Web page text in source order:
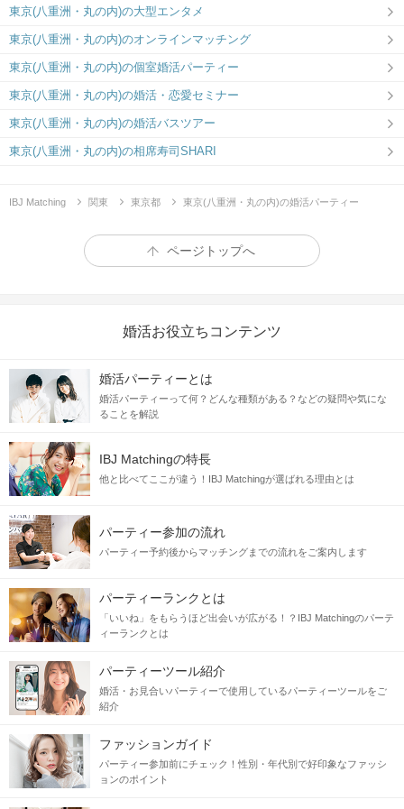
東京(八重洲・丸の内)の大型エンタメ
東京(八重洲・丸の内)のオンラインマッチング
東京(八重洲・丸の内)の個室婚活パーティー
東京(八重洲・丸の内)の婚活・恋愛セミナー
東京(八重洲・丸の内)の婚活バスツアー
東京(八重洲・丸の内)の相席寿司SHARI
IBJ Matching 関東 東京都 東京(八重洲・丸の内)の婚活パーティー
ページトップへ
婚活お役立ちコンテンツ
婚活パーティーとは
婚活パーティーって何？どんな種類がある？などの疑問や気にな
ることを解説
IBJ Matchingの特長
他と比べてここが違う！IBJ Matchingが選ばれる理由とは
パーティー参加の流れ
パーティー予約後からマッチングまでの流れをご案内します
パーティーランクとは
「いいね」をもらうほど出会いが広がる！？IBJ Matchingのパーテ
ィーランクとは
パーティーツール紹介
婚活・お見合いパーティーで使用しているパーティーツールをご
紹介
ファッションガイド
パーティー参加前にチェック！性別・年代別で好印象なファッシ
ョンのポイント